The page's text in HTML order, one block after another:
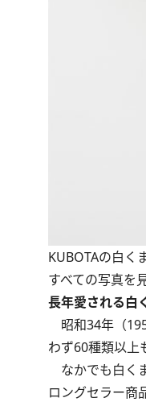
KUBOTAの白く
すべての写真を
長年愛される白
昭和34年（
わず60種類以上
なかでも白く
ロングセラー商